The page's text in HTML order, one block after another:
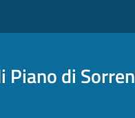
Piano di